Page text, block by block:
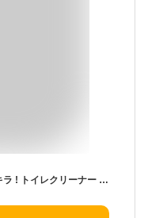
【Amazon.co.jp限定】エリエール キレキラ ! トイレクリーナー つめかえ用 シトラスミントの香り 110枚 1枚で徹底おそうじシート【まとめ買い】